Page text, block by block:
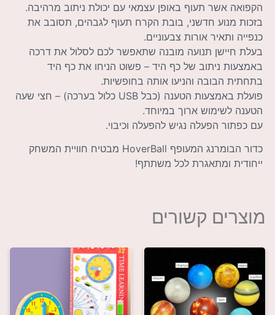
הקפואה אשר תעוף באופן עצמאי עם יכולת ניתוב מרהיבה.
בזכות מנוע חדשני, בובת הקרח תעוף לגבהים, תסובב את
כנפייה ותאיר אורות צבעוניים.
בעלת חיישן תנועה מובנה שתאפשר לכם לסלול את דרכה
באמצעות ניתוב של כף היד – פשוט הניחו את כף היד
בתחתית הבובה והניעו אותה בחופשיות.
פועלת באמצעות הטענה (כבל USB כלול בערכה) – חצי שעה
הטענה לשימוש ארוך במיוחד.
עם כפתור הפעלה נגיש להפעלה וכיבוי.
כדור הבומרנג המעופף HoverBall מבטיח חוויית המשחק
ייחודית ומתאגרת לכל משתתף!
מוצרים קשורים